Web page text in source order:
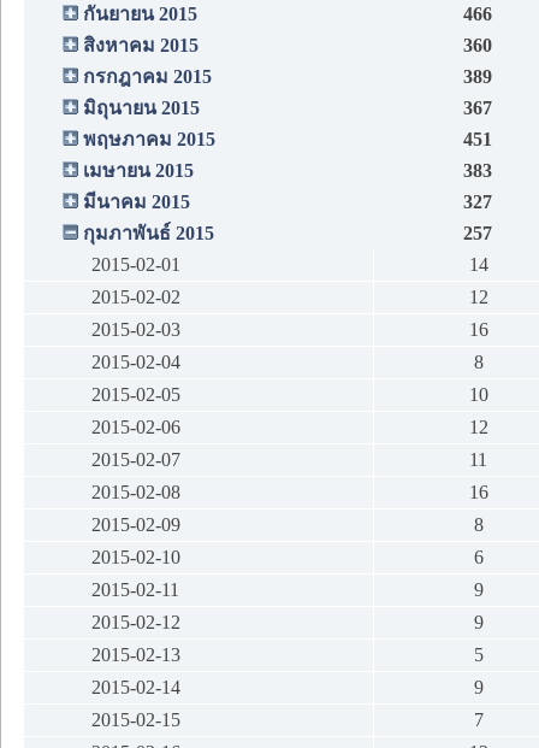
กันยายน 2015
466
สิงหาคม 2015
360
กรกฎาคม 2015
389
มิถุนายน 2015
367
พฤษภาคม 2015
451
เมษายน 2015
383
มีนาคม 2015
327
กุมภาพันธ์ 2015
257
2015-02-01
14
2015-02-02
12
2015-02-03
16
2015-02-04
8
2015-02-05
10
2015-02-06
12
2015-02-07
11
2015-02-08
16
2015-02-09
8
2015-02-10
6
2015-02-11
9
2015-02-12
9
2015-02-13
5
2015-02-14
9
2015-02-15
7